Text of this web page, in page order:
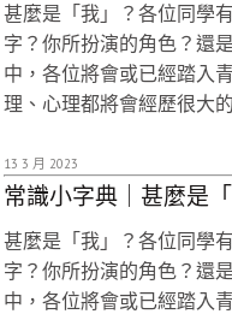
甚麼是「我」？各位同學
字？你所扮演的角色？還
中，各位將會或已經踏入
理、心理都將會經歷很大
13 3 月 2023
常識小字典｜甚麼是
甚麼是「我」？各位同學
字？你所扮演的角色？還
中，各位將會或已經踏入